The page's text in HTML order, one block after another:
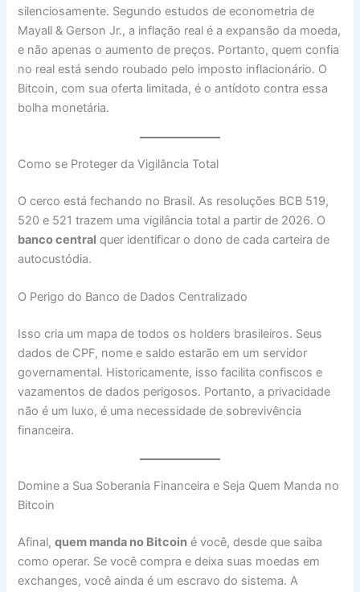
silenciosamente. Segundo estudos de econometria de
Mayall & Gerson Jr., a inflação real é a expansão da moeda,
e não apenas o aumento de preços. Portanto, quem confia
no real está sendo roubado pelo imposto inflacionário. O
Bitcoin, com sua oferta limitada, é o antídoto contra essa
bolha monetária.
Como se Proteger da Vigilância Total
O cerco está fechando no Brasil. As resoluções BCB 519,
520 e 521 trazem uma vigilância total a partir de 2026. O
banco central quer identificar o dono de cada carteira de
autocustódia.
O Perigo do Banco de Dados Centralizado
Isso cria um mapa de todos os holders brasileiros. Seus
dados de CPF, nome e saldo estarão em um servidor
governamental. Historicamente, isso facilita confiscos e
vazamentos de dados perigosos. Portanto, a privacidade
não é um luxo, é uma necessidade de sobrevivência
financeira.
Domine a Sua Soberania Financeira e Seja Quem Manda no
Bitcoin
Afinal,quem manda no Bitcoin é você, desde que saiba
como operar. Se você compra e deixa suas moedas em
exchanges, você ainda é um escravo do sistema. A